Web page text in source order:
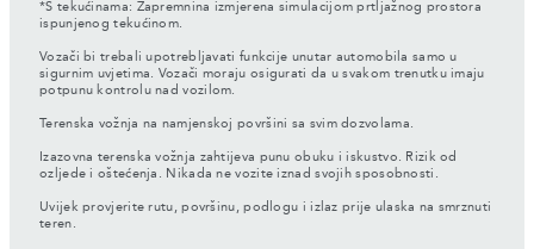
*S tekućinama: Zapremnina izmjerena simulacijom prtljažnog prostora
ispunjenog tekućinom.
Vozači bi trebali upotrebljavati funkcije unutar automobila samo u
sigurnim uvjetima. Vozači moraju osigurati da u svakom trenutku imaju
potpunu kontrolu nad vozilom.
Terenska vožnja na namjenskoj površini sa svim dozvolama.
Izazovna terenska vožnja zahtijeva punu obuku i iskustvo. Rizik od
ozljede i oštećenja. Nikada ne vozite iznad svojih sposobnosti.
Uvijek provjerite rutu, površinu, podlogu i izlaz prije ulaska na smrznuti
teren.